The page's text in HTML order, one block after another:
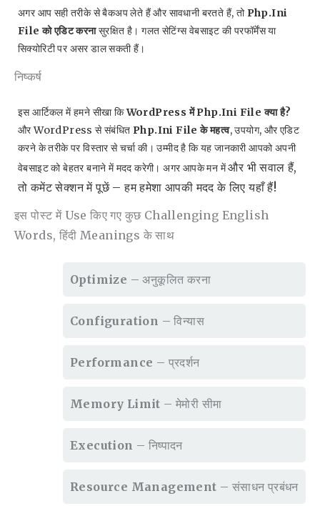
अगर आप सही तरीके से बैकअप लेते हैं और सावधानी बरतते हैं, तोPhp.ini
File को एडिट करनासुरक्षित है। गलत सेटिंग्स वेबसाइट की परफॉर्मेंस या
सिक्योरिटी पर असर डाल सकती हैं।
निष्कर्ष
इस आर्टिकल में हमने सीखा किWordPress में Php.ini File क्या है?
और WordPress से संबंधित Php.ini File के महत्व, उपयोग, और एडिट
करने के तरीके पर विस्तार से चर्चा की। उम्मीद है कि यह जानकारी आपको अपनी
वेबसाइट को बेहतर बनाने में मदद करेगी। अगर आपके मन मेंऔर भी सवाल हैं,
तो कमेंट सेक्शन में पूछें – हम हमेशा आपकी मदद के लिए यहाँ हैं!
इस पोस्ट में Use किए गए कुछ Challenging English
Words, हिंदी Meanings के साथ
Optimize – अनुकूलित करना
Configuration – विन्यास
Performance – प्रदर्शन
Memory Limit – मेमोरी सीमा
Execution – निष्पादन
Resource Management – संसाधन प्रबंधन